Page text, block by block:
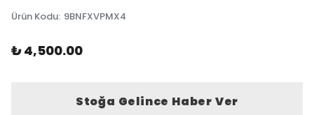
Ürün Kodu: 9BNFXVPMX4
₺ 4,500.00
Stoğa Gelince Haber Ver